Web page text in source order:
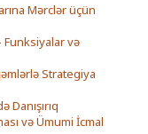
Mərclər üçün
Funksiyalar və
Strategiya
və Ümumi İcmal